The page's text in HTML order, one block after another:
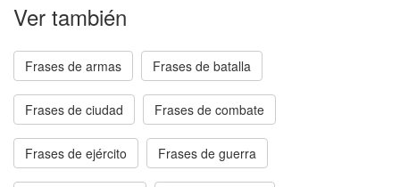
Ver también
Frases de armas Frases de batalla
Frases de ciudad Frases de combate
Frases de ejército Frases de guerra